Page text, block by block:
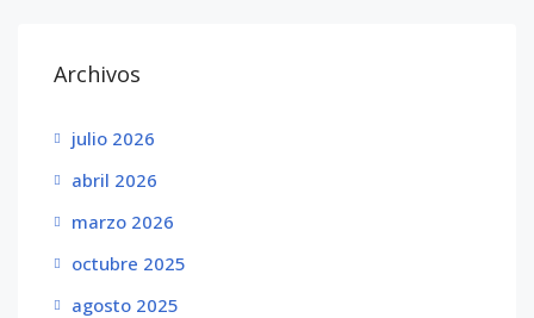
Archivos
julio 2026
abril 2026
marzo 2026
octubre 2025
agosto 2025